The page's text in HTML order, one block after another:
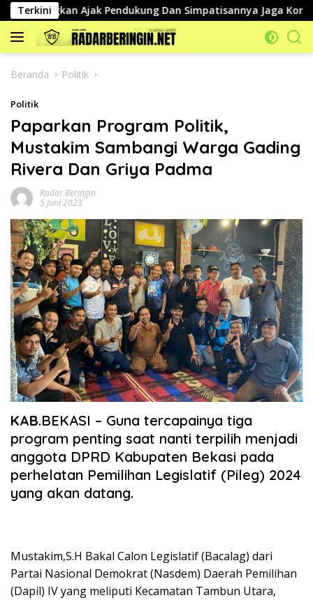
Langsung
ke
konten
TerkiniAjak Pendukung Dan Simpatisannya Jaga
Beranda Politik
Politik
Paparkan Program Politik,
Mustakim Sambangi Warga Gading
Rivera Dan Griya Padma
Radar Beringin
5 Juni 2023
KAB.BEKASI – Guna tercapainya tiga
program penting saat nanti terpilih menjadi
anggota DPRD Kabupaten Bekasi pada
perhelatan Pemilihan Legislatif (Pileg) 2024
yang akan datang.
Mustakim,S.H Bakal Calon Legislatif (Bacalag) dari
Partai Nasional Demokrat (Nasdem) Daerah Pemilihan
(Dapil) IV yang meliputi Kecamatan Tambun Utara,